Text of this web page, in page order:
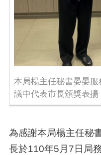
本局楊主任秘書晏晏
議中代表市長頒獎表揚
為感謝本局楊主任秘
長於110年5月7日局